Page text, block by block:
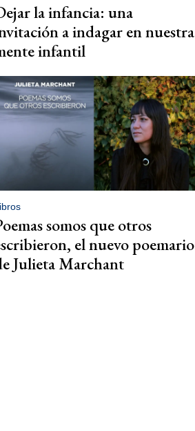
la infancia: una
a indagar en nuestra
infantil
somos que otros
el nuevo poemario
Julieta Marchant